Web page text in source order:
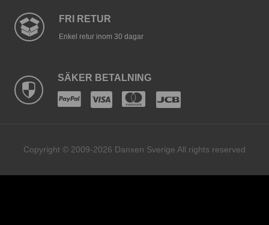
FRI RETUR
Enkel retur inom 30 dagar
SÄKER BETALNING
Copyright © 2009-2026 Danxen Sverige All rights reserved